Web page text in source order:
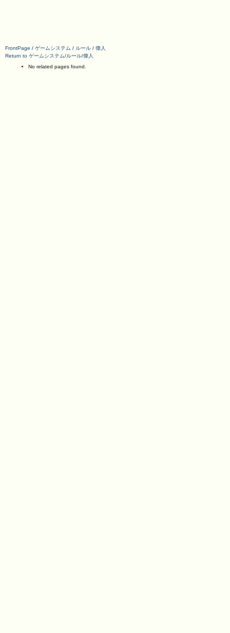
FrontPage / ゲームシステム / ルール / 偉人
Return to ゲームシステム/ルール/偉人
No related pages found.